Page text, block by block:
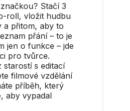
Stačí 3
roll, vložit hudbu
a přitom, aby to
přání – to je
jen o funkce – jde
pro tvůrce.
starostí s editací
filmové vzdělání
příběh, který
aby vypadal